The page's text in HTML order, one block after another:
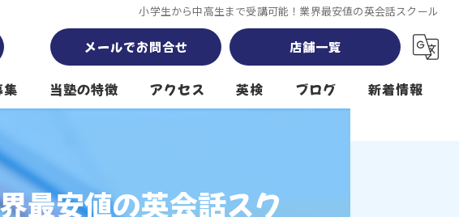
小学生から中高生まで受講可能！業界最安値の英会話スクール
メールでお問合せ 店舗一覧
集 当塾の特徴
英会話
アクセス 英検 ブログ 新着情報
最安値の英会話スク